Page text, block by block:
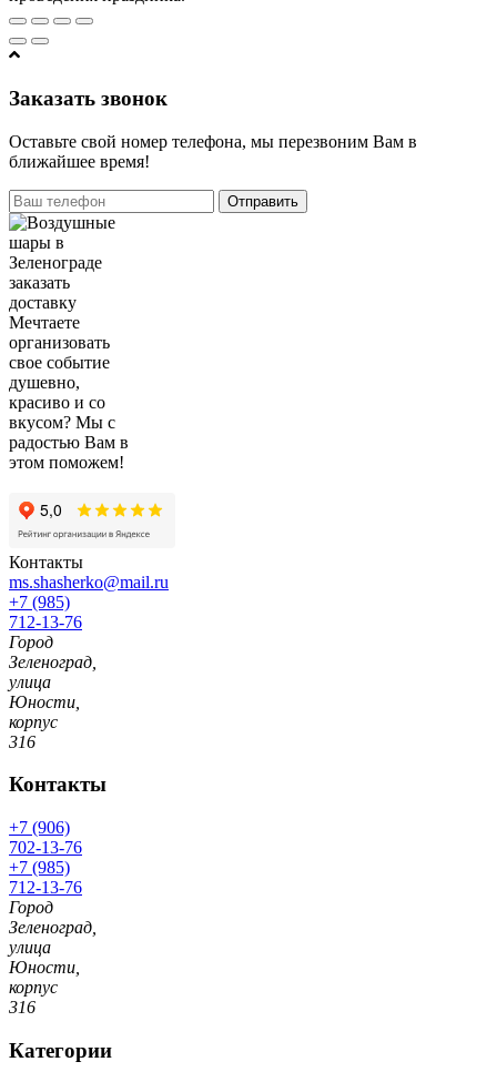
Заказать звонок
Оставьте свой номер телефона, мы перезвоним Вам в
ближайшее время!
Отправить
Мечтаете
организовать
свое событие
душевно,
красиво и со
вкусом? Мы с
радостью Вам в
этом поможем!
Контакты
ms.shasherko@mail.ru
+7 (985)
712-13-76
Город
Зеленоград,
улица
Юности,
корпус
316
Контакты
+7 (906)
702-13-76
+7 (985)
712-13-76
Город
Зеленоград,
улица
Юности,
корпус
316
Категории